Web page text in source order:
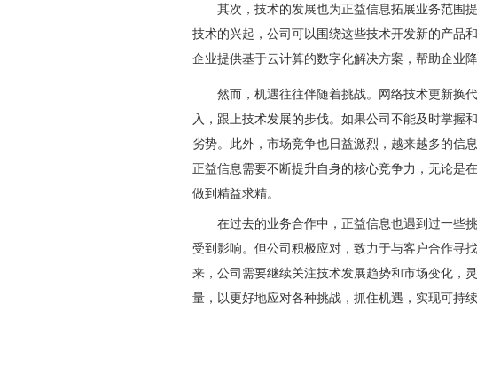
其次，技术的发展也为正益信息拓展业务范围
技术的兴起，公司可以围绕这些技术开发新的产品
企业提供基于云计算的数字化解决方案，帮助企业
然而，机遇往往伴随着挑战。网络技术更新换
入，跟上技术发展的步伐。如果公司不能及时掌握
劣势。此外，市场竞争也日益激烈，越来越多的信
正益信息需要不断提升自身的核心竞争力，无论是
做到精益求精。
在过去的业务合作中，正益信息也遇到过一些
受到影响。但公司积极应对，致力于与客户合作寻
来，公司需要继续关注技术发展趋势和市场变化，
量，以更好地应对各种挑战，抓住机遇，实现可持续